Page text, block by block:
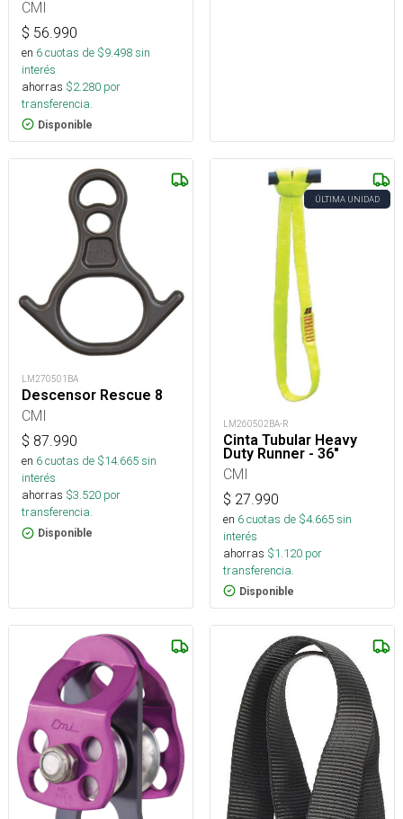
CMI
$ 56.990
en 6cuotas de $9.498sin
interés
ahorras $2.280 por
transferencia.
Disponible
LM270501BA
Descensor Rescue 8
CMI
$ 87.990
en 6cuotas de $14.665sin
interés
ahorras $3.520 por
transferencia.
Disponible
ÚLTIMA UNIDAD
LM260502BA-R
Cinta Tubular Heavy
Duty Runner - 36"
CMI
$ 27.990
en 6cuotas de $4.665sin
interés
ahorras $1.120 por
transferencia.
Disponible